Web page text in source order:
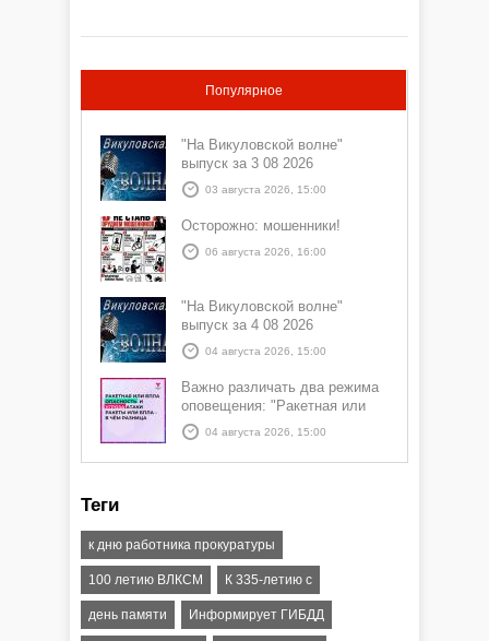
Популярное
"На Викуловской волне"
выпуск за 3 08 2026
03 августа 2026, 15:00
Осторожно: мошенники!
06 августа 2026, 16:00
"На Викуловской волне"
выпуск за 4 08 2026
04 августа 2026, 15:00
Важно различать два режима
оповещения: "Ракетная или
БПЛА опасность" и "Угроза
атаки ракеты или БПЛА"
04 августа 2026, 15:00
Теги
к дню работника прокуратуры
100 летию ВЛКСМ К 335-летию с
день памяти Информирует ГИБДД